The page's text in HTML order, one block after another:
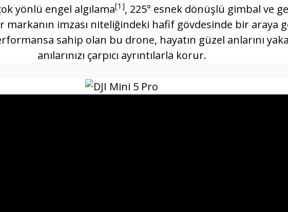
yönlü engel algılama[1], 225° esnek dönüşlü gimbal ve
imzası niteliğindeki hafif gövdesinde bir araya
sahip olan bu drone, hayatın güzel anlarını
anılarınızı çarpıcı ayrıntılarla korur.